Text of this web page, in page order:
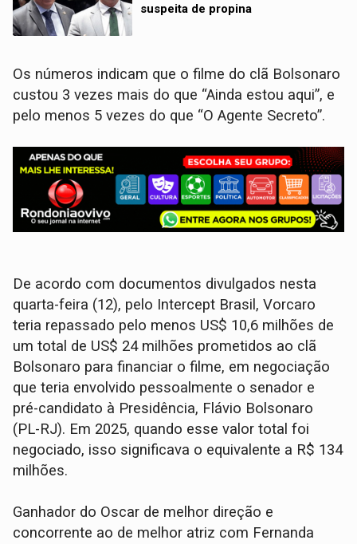
suspeita de propina
Os números indicam que o filme do clã Bolsonaro
custou 3 vezes mais do que “Ainda estou aqui”, e
pelo menos 5 vezes do que “O Agente Secreto”.
De acordo com documentos divulgados nesta
quarta-feira (12), pelo Intercept Brasil, Vorcaro
teria repassado pelo menos US$ 10,6 milhões de
um total de US$ 24 milhões prometidos ao clã
Bolsonaro para financiar o filme, em negociação
que teria envolvido pessoalmente o senador e
pré-candidato à Presidência, Flávio Bolsonaro
(PL-RJ). Em 2025, quando esse valor total foi
negociado, isso significava o equivalente a R$ 134
milhões.
Ganhador do Oscar de melhor direção e
concorrente ao de melhor atriz com Fernanda